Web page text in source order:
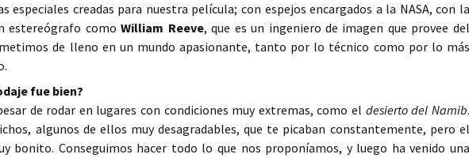
especiales creadas para nuestra película; con espejos encargados a la NASA, con la
estereógrafo comoWilliam Reeve, que es un ingeniero de imagen que provee del
metimos de lleno en un mundo apasionante, tanto por lo técnico como por lo más
fue bien?
de rodar en lugares con condiciones muy extremas, como el desierto del Namib.
algunos de ellos muy desagradables, que te picaban constantemente, pero el
bonito. Conseguimos hacer todo lo que nos proponíamos, y luego ha venido una